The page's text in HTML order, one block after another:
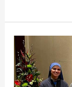
Un
todo
único,